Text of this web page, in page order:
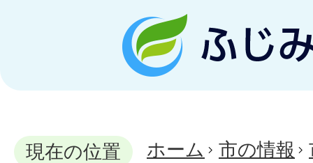
現在の位置 ホーム 市の情報